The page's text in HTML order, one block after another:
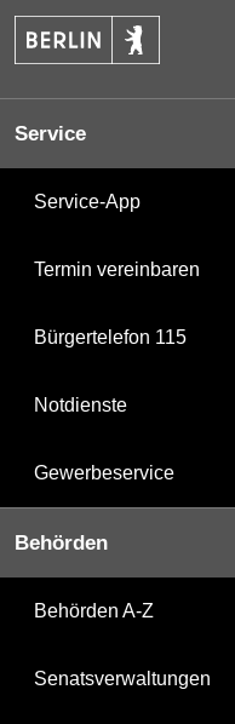
Service
Service-App
Termin vereinbaren
Bürgertelefon 115
Notdienste
Gewerbeservice
Behörden
Behörden A-Z
Senatsverwaltungen